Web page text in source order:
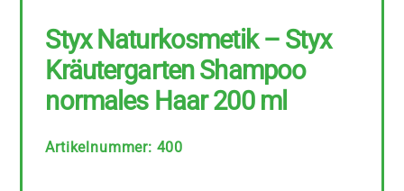
Styx Naturkosmetik – Styx
Kräutergarten Shampoo
normales Haar 200 ml
Artikelnummer: 400